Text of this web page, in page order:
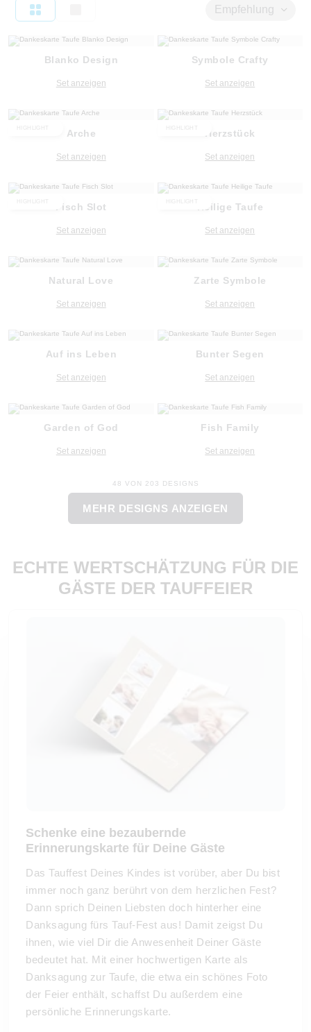
Empfehlung
Blanko Design
Set anzeigen
Symbole Crafty
Set anzeigen
Arche
Set anzeigen
Herzstück
Set anzeigen
Fisch Slot
Set anzeigen
Heilige Taufe
Set anzeigen
Natural Love
Set anzeigen
Zarte Symbole
Set anzeigen
Auf ins Leben
Set anzeigen
Bunter Segen
Set anzeigen
Garden of God
Set anzeigen
Fish Family
Set anzeigen
48 VON 203 DESIGNS
MEHR DESIGNS ANZEIGEN
ECHTE WERTSCHÄTZUNG FÜR DIE
GÄSTE DER TAUFFEIER
Schenke eine bezaubernde
Erinnerungskarte für Deine Gäste
Das Tauffest Deines Kindes ist vorüber, aber Du bist
immer noch ganz berührt von dem herzlichen Fest?
Dann sprich Deinen Liebsten doch hinterher eine
Danksagung fürs Tauf-Fest aus! Damit zeigst Du
ihnen, wie viel Dir die Anwesenheit Deiner Gäste
bedeutet hat. Mit einer hochwertigen Karte als
Danksagung zur Taufe, die etwa ein schönes Foto
der Feier enthält, schaffst Du außerdem eine
persönliche Erinnerungskarte.